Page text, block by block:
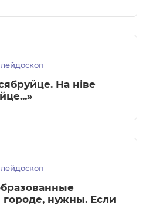
На ніве
нужны. Если